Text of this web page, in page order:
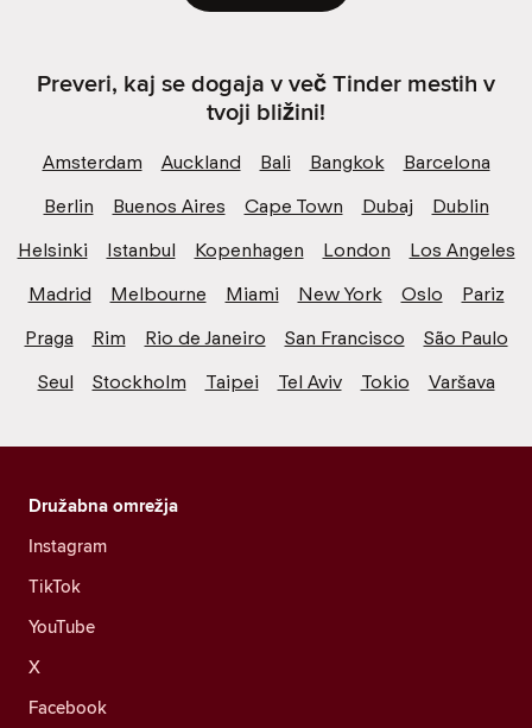
Preveri, kaj se dogaja v več Tinder mestih v
tvoji bližini!
Amsterdam Auckland Bali Bangkok
Barcelona
Berlin
Buenos Aires Cape Town Dubaj
Dublin
Helsinki
Istanbul Kopenhagen London
Los Angeles
Madrid
Melbourne Miami New York Oslo
Pariz
Praga
Rim Rio de Janeiro San Francisco
São Paulo
Seul
Stockholm Taipei Tel Aviv Tokio Varšava
Družabna omrežja
Instagram
TikTok
YouTube
X
Facebook